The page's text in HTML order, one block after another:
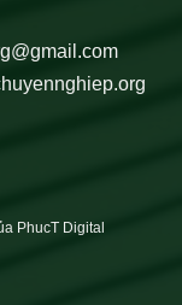
PhucT Digital